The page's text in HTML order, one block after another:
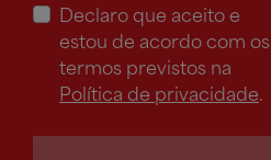
Declaro que aceito e
estou de acordo com os
termos previstos na
Política de privacidade.